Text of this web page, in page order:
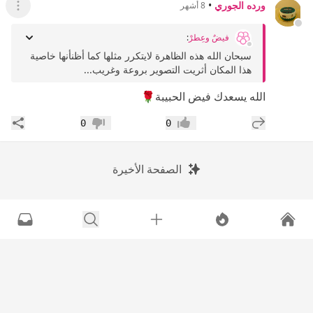
ورده الجوري • 8 أشهر عرض
فيضٌ وعِطرْ:
سبحان الله هذه الظاهرة لايتكرر مثلها كما أظنأنها خاصية
هذا المكان أثريت التصوير بروعة وغريب...
الله يسعدك فيض الحبيبة🌹
إضافة رد جديد إعجاب0 عدم إعجاب
0
الصفحة الأخيرة